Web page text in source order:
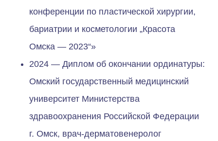
конференции по пластической хирургии,
бариатрии и косметологии „Красота
Омска — 2023“»
2024 — Диплом об окончании ординатуры:
Омский государственный медицинский
университет Министерства
здравоохранения Российской Федерации
г. Омск, врач-дерматовенеролог